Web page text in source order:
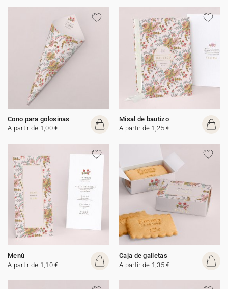
Cono para golosinas
A partir de 1,00 €
Misal de bautizo
A partir de 1,25 €
Menú
A partir de 1,10 €
Caja de galletas
A partir de 1,35 €